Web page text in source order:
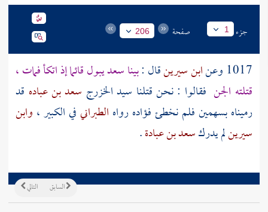
جزء 1 صفحة 206
1017 وعن ابن سيرينقال :بيناسعديبول قائما إذ اتكأ فمات ،
قتلته الجن فقالوا : نحن قتلنا سيدالخزرج سعد بن عباده قد
رميناه بسهمين فلم نخطئ فؤاده رواه الطبرانيفي الكبير ، وابن
سيرينلم يدركسعد بن عبادة.
التالي السابق